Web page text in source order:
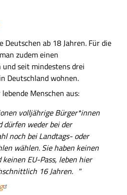
ab 18 Jahren. Für die
zudem einen
und seit mindestens drei
Deutschland wohnen.
Menschen aus:
volljährige Bürger*innen
dürfen weder bei der
noch bei Landtags- oder
wählen. Sie haben keinen
keinen EU-Pass, leben hier
16 Jahren. "